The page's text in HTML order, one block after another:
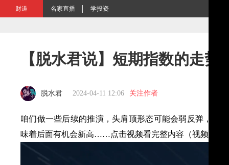
财道 名家直播 学投资
【脱水君说】短期指数的走势
脱水君 2024-04-11 12:06 关注作者
咱们做一些后续的推演，头肩顶形态可能会弱反弹，如
味着后面有机会新高……点击视频看完整内容（视频刷新